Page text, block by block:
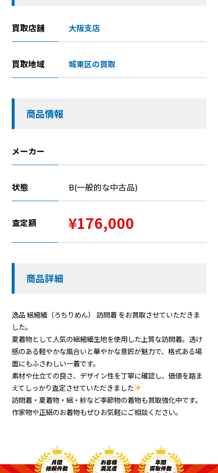
買取店舗 大阪支店
買取地域 城東区の買取
商品情報
メーカー
状態 B(一般的な中古品)
査定額 ¥176,000
商品詳細
逸品 絽縮緬（ろちりめん） 訪問着 をお買取させていただきま
した。
夏着物として人気の絽縮緬生地を使用した上質な訪問着。透け
感のある軽やかな風合いと華やかな意匠が魅力で、格式ある場
面にもふさわしい一着です。
素材や仕立ての良さ、デザイン性を丁寧に確認し、価値を踏ま
えてしっかり査定させていただきました
訪問着・夏着物・絽・紗など季節物の着物も買取強化中です。
作家物や正絹のお着物もぜひお気軽にご相談ください。